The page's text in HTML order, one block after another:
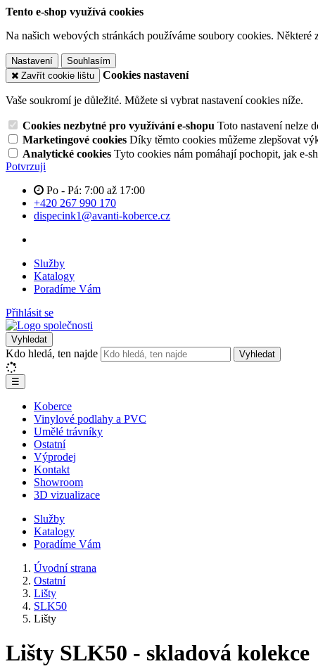
Tento e-shop využívá cookies
Na našich webových stránkách používáme soubory cookies.
Nastavení
Souhlasím
Zavřít cookie lištu
Cookies nastavení
Vaše soukromí je důležité. Můžete si vybrat nastavení cookies níže.
Cookies nezbytné pro využívání e-shopu Toto nastavení nelze
Marketingové cookies Díky těmto cookies můžeme zlepšovat
Analytické cookies Tyto cookies nám pomáhají pochopit, jak e-
Potvrzuji
Po - Pá: 7:00 až 17:00
+420 267 990 170
dispecink1@avanti-koberce.cz
Služby
Katalogy
Poradíme Vám
Přihlásit se
Vyhledat
Kdo hledá, ten najde Vyhledat
☰
Koberce
Vinylové podlahy a PVC
Umělé trávníky
Ostatní
Výprodej
Kontakt
Showroom
3D vizualizace
Služby
Katalogy
Poradíme Vám
Úvodní strana
Ostatní
Lišty
SLK50
Lišty
Lišty SLK50 - skladová kolekce